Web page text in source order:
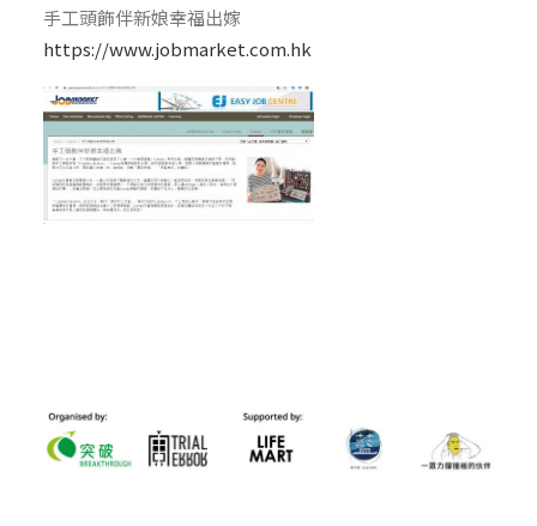
手工頭飾伴新娘幸福出嫁
https://www.jobmarket.com.hk